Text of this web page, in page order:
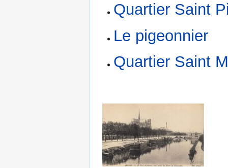
Quartier Saint
Le pigeonnier
Quartier Saint